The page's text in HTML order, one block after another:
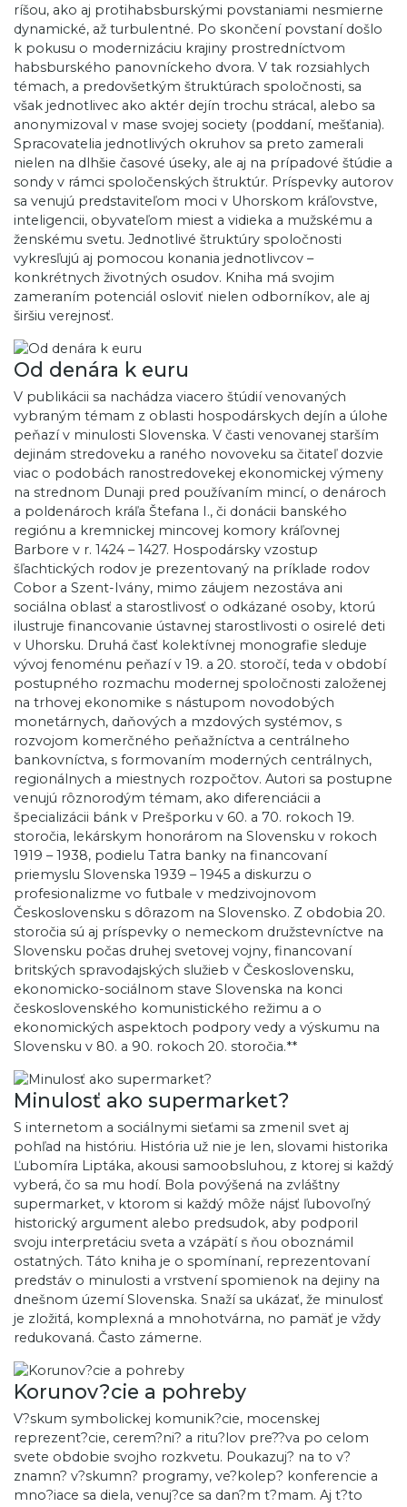
ríšou, ako aj protihabsburskými povstaniami nesmierne
dynamické, až turbulentné. Po skončení povstaní došlo
k pokusu o modernizáciu krajiny prostredníctvom
habsburského panovníckeho dvora. V tak rozsiahlych
témach, a predovšetkým štruktúrach spoločnosti, sa
však jednotlivec ako aktér dejín trochu strácal, alebo sa
anonymizoval v mase svojej society (poddaní, mešťania).
Spracovatelia jednotlivých okruhov sa preto zamerali
nielen na dlhšie časové úseky, ale aj na prípadové štúdie a
sondy v rámci spoločenských štruktúr. Príspevky autorov
sa venujú predstaviteľom moci v Uhorskom kráľovstve,
inteligencii, obyvateľom miest a vidieka a mužskému a
ženskému svetu. Jednotlivé štruktúry spoločnosti
vykresľujú aj pomocou konania jednotlivcov –
konkrétnych životných osudov. Kniha má svojim
zameraním potenciál osloviť nielen odborníkov, ale aj
širšiu verejnosť.
Od denára k euru
V publikácii sa nachádza viacero štúdií venovaných
vybraným témam z oblasti hospodárskych dejín a úlohe
peňazí v minulosti Slovenska. V časti venovanej starším
dejinám stredoveku a raného novoveku sa čitateľ dozvie
viac o podobách ranostredovekej ekonomickej výmeny
na strednom Dunaji pred používaním mincí, o denároch
a poldenároch kráľa Štefana I., či donácii banského
regiónu a kremnickej mincovej komory kráľovnej
Barbore v r. 1424 – 1427. Hospodársky vzostup
šľachtických rodov je prezentovaný na príklade rodov
Cobor a Szent-Ivány, mimo záujem nezostáva ani
sociálna oblasť a starostlivosť o odkázané osoby, ktorú
ilustruje financovanie ústavnej starostlivosti o osirelé deti
v Uhorsku. Druhá časť kolektívnej monografie sleduje
vývoj fenoménu peňazí v 19. a 20. storočí, teda v období
postupného rozmachu modernej spoločnosti založenej
na trhovej ekonomike s nástupom novodobých
monetárnych, daňových a mzdových systémov, s
rozvojom komerčného peňažníctva a centrálneho
bankovníctva, s formovaním moderných centrálnych,
regionálnych a miestnych rozpočtov. Autori sa postupne
venujú rôznorodým témam, ako diferenciácii a
špecializácii bánk v Prešporku v 60. a 70. rokoch 19.
storočia, lekárskym honorárom na Slovensku v rokoch
1919 – 1938, podielu Tatra banky na financovaní
priemyslu Slovenska 1939 – 1945 a diskurzu o
profesionalizme vo futbale v medzivojnovom
Československu s dôrazom na Slovensko. Z obdobia 20.
storočia sú aj príspevky o nemeckom družstevníctve na
Slovensku počas druhej svetovej vojny, financovaní
britských spravodajských služieb v Československu,
ekonomicko-sociálnom stave Slovenska na konci
československého komunistického režimu a o
ekonomických aspektoch podpory vedy a výskumu na
Slovensku v 80. a 90. rokoch 20. storočia.**
Minulosť ako supermarket?
S internetom a sociálnymi sieťami sa zmenil svet aj
pohľad na históriu. História už nie je len, slovami historika
Ľubomíra Liptáka, akousi samoobsluhou, z ktorej si každý
vyberá, čo sa mu hodí. Bola povýšená na zvláštny
supermarket, v ktorom si každý môže nájsť ľubovoľný
historický argument alebo predsudok, aby podporil
svoju interpretáciu sveta a vzápätí s ňou oboznámil
ostatných. Táto kniha je o spomínaní, reprezentovaní
predstáv o minulosti a vrstvení spomienok na dejiny na
dnešnom území Slovenska. Snaží sa ukázať, že minulosť
je zložitá, komplexná a mnohotvárna, no pamäť je vždy
redukovaná. Často zámerne.
Korunov?cie a pohreby
V?skum symbolickej komunik?cie, mocenskej
reprezent?cie, cerem?ni? a ritu?lov pre??va po celom
svete obdobie svojho rozkvetu. Poukazuj? na to v?
znamn? v?skumn? programy, ve?kolep? konferencie a
mno?iace sa diela, venuj?ce sa dan?m t?mam. Aj t?to